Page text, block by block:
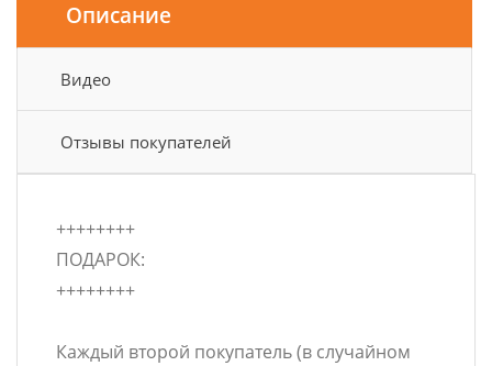
Описание
Видео
Отзывы покупателей
++++++++
ПОДАРОК:
++++++++
Каждый второй покупатель (в случайном